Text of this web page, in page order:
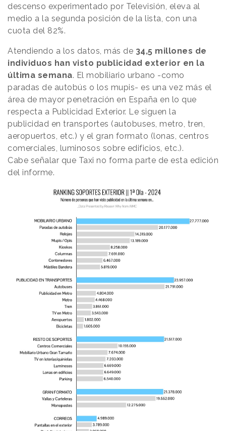
descenso experimentado por Televisión, eleva al
medio a la segunda posición de la lista, con una
cuota del 82%.
Atendiendo a los datos, más de 34,5 millones de
individuos han visto publicidad exterior en la
última semana. El mobiliario urbano -como
paradas de autobús o los mupis- es una vez más el
área de mayor penetración en España en lo que
respecta a Publicidad Exterior. Le siguen la
publicidad en transportes (autobuses, metro, tren,
aeropuertos, etc.) y el gran formato (lonas, centros
comerciales, luminosos sobre edificios, etc.).
Cabe señalar que Taxi no forma parte de esta edición
del informe.